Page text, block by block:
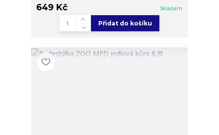
649 Kč Skladem
Přidat do košíku